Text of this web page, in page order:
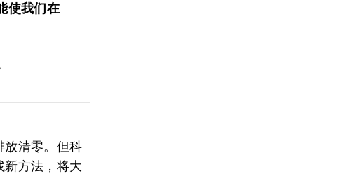
使我们在
放清零。但科
方法，将大